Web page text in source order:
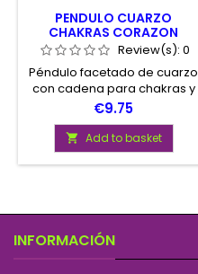
PENDULO CUARZO
CHAKRAS CORAZON
Review(s): 0
Péndulo facetado de cuarzo
con cadena para chakras y
corazón de cuarzo.
Presentado en envase con
instrucciones de uso.
Price
€9.75
 Add to basket
INFORMACIÓN